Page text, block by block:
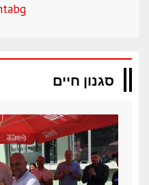
סגנון חיים